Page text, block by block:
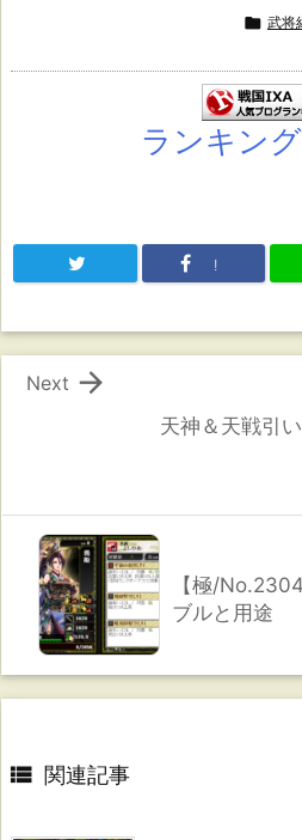
 武将
ランキン
!
天神＆天戦引

Next
【極/
ブルと用途
 関連記事